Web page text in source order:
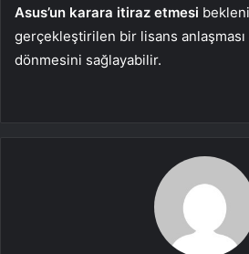
Asus’un karara itiraz etmesi
gerçekleştirilen bir lisans anlaşması
dönmesini sağlayabilir.